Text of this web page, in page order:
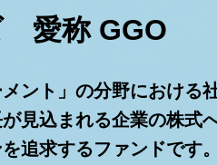
愛称 GGO
ント」の分野における
見込まれる企業の株式
追求するファンドです。